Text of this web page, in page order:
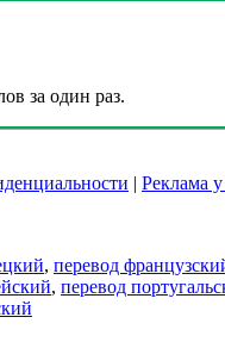
за один раз.
| Реклама
, перевод
, перевод